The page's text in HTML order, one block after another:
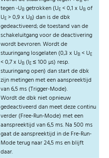
tegen -UB getrokken (UE < 0,1 x UB of
UE > 0,9 x UB) dan is de dbk
gedeactiveerd; de toestand van de
schakeluitgang voor de deactivering
wordt bevroren. Wordt de
stuuringang losgelaten (0,3 x UB < UE
< 0,7 x UB (IE ≤ 100 µs) resp.
stuuringang open) dan start de dbk
zijn metingen met een aanspreektijd
van 6,5 ms (Trigger-Mode).
Wordt de dbk niet opnieuw
gedeactiveerd dan meet deze continu
verder (Free-Run-Mode) met een
aanspreektijd van 6,5 ms. Na 500 ms
gaat de aanspreektijd in de Fre-Run-
Mode terug naar 24,5 ms en blijft
daar.